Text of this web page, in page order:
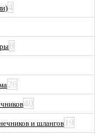
4
8
26
40
и шлангов 19